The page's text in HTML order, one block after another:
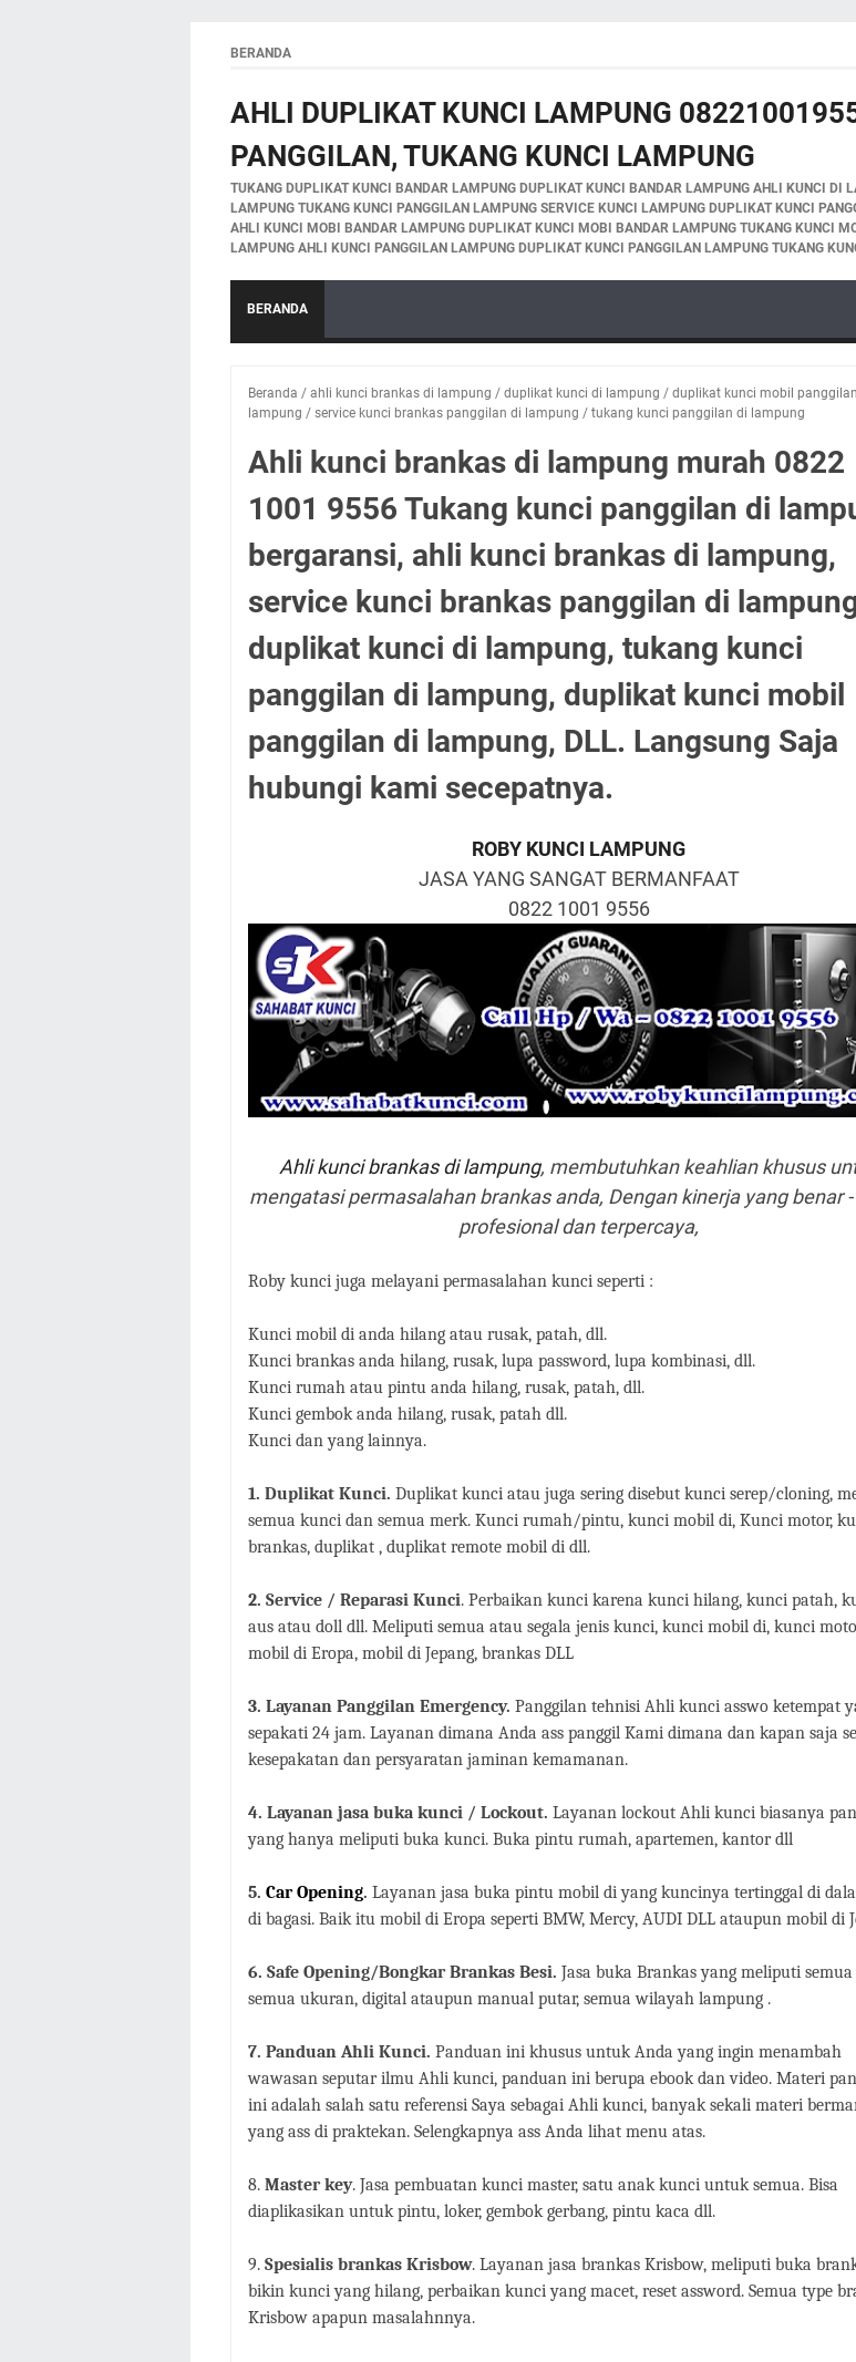
BERANDA
AHLI DUPLIKAT KUNCI LAMPUNG
PANGGILAN, TUKANG KUNCI LAMPUNG
TUKANG DUPLIKAT KUNCI BANDAR LAMPUNG DUPLIKAT KUNCI BANDAR LAMPUNG AHLI KUNCI DI
LAMPUNG TUKANG KUNCI PANGGILAN LAMPUNG SERVICE KUNCI LAMPUNG DUPLIKAT KUNCI
AHLI KUNCI MOBI BANDAR LAMPUNG DUPLIKAT KUNCI MOBI BANDAR LAMPUNG TUKANG KUNCI
LAMPUNG AHLI KUNCI PANGGILAN LAMPUNG DUPLIKAT KUNCI PANGGILAN LAMPUNG TUKANG
BERANDA
Beranda / ahli kunci brankas di lampung / duplikat kunci di lampung / duplikat kunci mobil
lampung / service kunci brankas panggilan di lampung / tukang kunci panggilan di lampung
Ahli kunci brankas di lampung murah 0822
1001 9556 Tukang kunci panggilan di
bergaransi, ahli kunci brankas di lampung,
service kunci brankas panggilan di
duplikat kunci di lampung, tukang kunci
panggilan di lampung, duplikat kunci mobil
panggilan di lampung, DLL. Langsung Saja
hubungi kami secepatnya.
ROBY KUNCI LAMPUNG
JASA YANG SANGAT BERMANFAAT
0822 1001 9556
Ahli kunci brankas di lampung, membutuhkan keahlian khusus
mengatasi permasalahan brankas anda, Dengan kinerja yang benar
profesional dan terpercaya,
Roby kunci juga melayani permasalahan kunci seperti :
Kunci mobil di anda hilang atau rusak, patah, dll.
Kunci brankas anda hilang, rusak, lupa password, lupa kombinasi, dll.
Kunci rumah atau pintu anda hilang, rusak, patah, dll.
Kunci gembok anda hilang, rusak, patah dll.
Kunci dan yang lainnya.
1. Duplikat Kunci. Duplikat kunci atau juga sering disebut kunci serep/cloning,
semua kunci dan semua merk. Kunci rumah/pintu, kunci mobil di, Kunci motor,
brankas, duplikat , duplikat remote mobil di dll.
2. Service / Reparasi Kunci. Perbaikan kunci karena kunci hilang, kunci patah,
aus atau doll dll. Meliputi semua atau segala jenis kunci, kunci mobil di, kunci
mobil di Eropa, mobil di Jepang, brankas DLL
3. Layanan Panggilan Emergency. Panggilan tehnisi Ahli kunci asswo ketempat
sepakati 24 jam. Layanan dimana Anda ass panggil Kami dimana dan kapan saja
kesepakatan dan persyaratan jaminan kemamanan.
4. Layanan jasa buka kunci / Lockout. Layanan lockout Ahli kunci biasanya
yang hanya meliputi buka kunci. Buka pintu rumah, apartemen, kantor dll
5. Car Opening. Layanan jasa buka pintu mobil di yang kuncinya tertinggal di
di bagasi. Baik itu mobil di Eropa seperti BMW, Mercy, AUDI DLL ataupun mobil di
6. Safe Opening/Bongkar Brankas Besi. Jasa buka Brankas yang meliputi
semua ukuran, digital ataupun manual putar, semua wilayah lampung .
7. Panduan Ahli Kunci. Panduan ini khusus untuk Anda yang ingin menambah
wawasan seputar ilmu Ahli kunci, panduan ini berupa ebook dan video. Materi
ini adalah salah satu referensi Saya sebagai Ahli kunci, banyak sekali materi
yang ass di praktekan. Selengkapnya ass Anda lihat menu atas.
8. Master key. Jasa pembuatan kunci master, satu anak kunci untuk semua. Bisa
diaplikasikan untuk pintu, loker, gembok gerbang, pintu kaca dll.
9. Spesialis brankas Krisbow. Layanan jasa brankas Krisbow, meliputi buka
bikin kunci yang hilang, perbaikan kunci yang macet, reset assword. Semua type
Krisbow apapun masalahnnya.